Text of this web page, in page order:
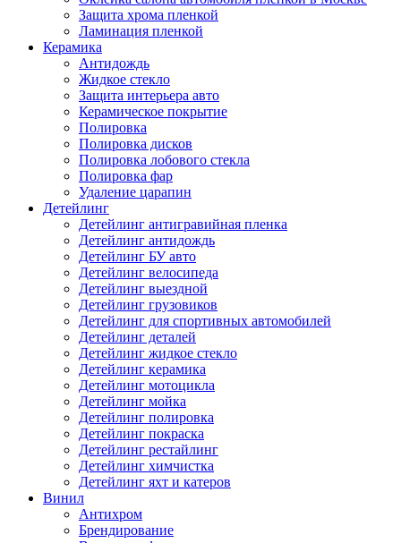
Защита хрома пленкой
Ламинация пленкой
Керамика
Антидождь
Жидкое стекло
Защита интерьера авто
Керамическое покрытие
Полировка
Полировка дисков
Полировка лобового стекла
Полировка фар
Удаление царапин
Детейлинг
Детейлинг антигравийная пленка
Детейлинг антидождь
Детейлинг БУ авто
Детейлинг велосипеда
Детейлинг выездной
Детейлинг грузовиков
Детейлинг для спортивных автомобилей
Детейлинг деталей
Детейлинг жидкое стекло
Детейлинг керамика
Детейлинг мотоцикла
Детейлинг мойка
Детейлинг полировка
Детейлинг покраска
Детейлинг рестайлинг
Детейлинг химчистка
Детейлинг яхт и катеров
Винил
Антихром
Брендирование